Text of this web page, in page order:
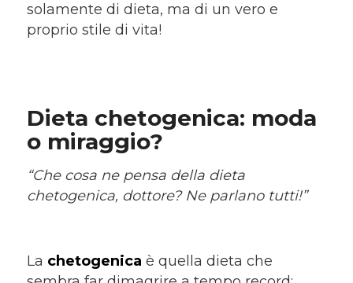
solamente di dieta, ma di un vero e
proprio stile di vita!
Dieta chetogenica: moda
o miraggio?
“Che cosa ne pensa della dieta
chetogenica, dottore? Ne parlano tutti!”
La chetogenica è quella dieta che